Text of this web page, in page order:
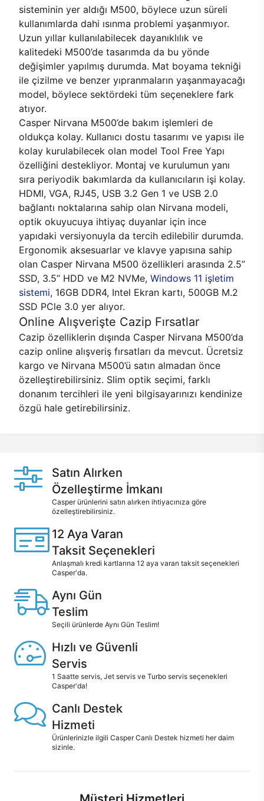
sisteminin yer aldığı M500, böylece uzun süreli
kullanımlarda dahi ısınma problemi yaşanmıyor.
Uzun yıllar kullanılabilecek dayanıklılık ve
kalitedeki M500’de tasarımda da bu yönde
değişimler yapılmış durumda. Mat boyama tekniği
ile çizilme ve benzer yıpranmaların yaşanmayacağı
model, böylece sektördeki tüm seçeneklere fark
atıyor.
Casper Nirvana M500’de bakım işlemleri de
oldukça kolay. Kullanıcı dostu tasarımı ve yapısı ile
kolay kurulabilecek olan model Tool Free Yapı
özelliğini destekliyor. Montaj ve kurulumun yanı
sıra periyodik bakımlarda da kullanıcıların işi kolay.
HDMI, VGA, RJ45, USB 3.2 Gen 1 ve USB 2.0
bağlantı noktalarına sahip olan Nirvana modeli,
optik okuyucuya ihtiyaç duyanlar için ince
yapıdaki versiyonuyla da tercih edilebilir durumda.
Ergonomik aksesuarlar ve klavye yapısına sahip
olan Casper Nirvana M500 özellikleri arasında 2.5’’
SSD, 3.5’’ HDD ve M2 NVMe, Windows 11 işletim
sistemi, 16GB DDR4, Intel Ekran kartı, 500GB M.2
SSD PCle 3.0 yer alıyor.
Online Alışverişte Cazip Fırsatlar
Cazip özelliklerin dışında Casper Nirvana M500’da
cazip online alışveriş fırsatları da mevcut. Ücretsiz
kargo ve Nirvana M500’ü satın almadan önce
özelleştirebilirsiniz. Slim optik seçimi, farklı
donanım tercihleri ile yeni bilgisayarınızı kendinize
özgü hale getirebilirsiniz.
Satın Alırken
Özelleştirme İmkanı
Casper ürünlerini satın alırken ihtiyacınıza göre
özelleştirebilirsiniz.
12 Aya Varan
Taksit Seçenekleri
Anlaşmalı kredi kartlarına 12 aya varan taksit seçenekleri
Casper'da.
Aynı Gün
Teslim
Seçili ürünlerde Aynı Gün Teslim!
Hızlı ve Güvenli
Servis
1 Saatte servis, Jet servis ve Turbo servis seçenekleri
Casper'da!
Canlı Destek
Hizmeti
Ürünlerinizle ilgili Casper Canlı Destek hizmeti her daim
sizinle.